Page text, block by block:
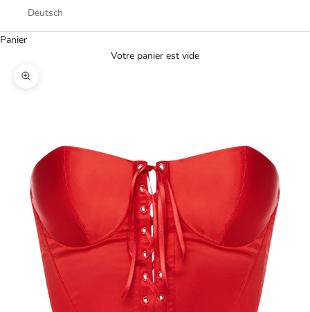
Deutsch
Panier
Votre panier est vide
Zoomer sur l'image